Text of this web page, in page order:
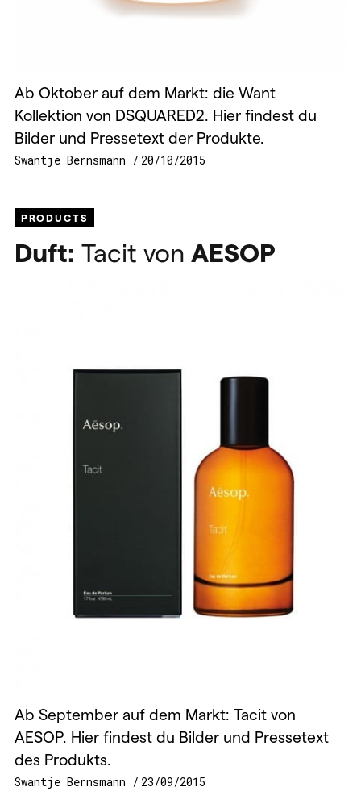
Ab Oktober auf dem Markt: die Want
Kollektion von DSQUARED2. Hier findest du
Bilder und Pressetext der Produkte.
Swantje Bernsmann 20/10/2015
PRODUCTS
Duft: Tacit von AESOP
Ab September auf dem Markt: Tacit von
AESOP. Hier findest du Bilder und Pressetext
des Produkts.
Swantje Bernsmann 23/09/2015